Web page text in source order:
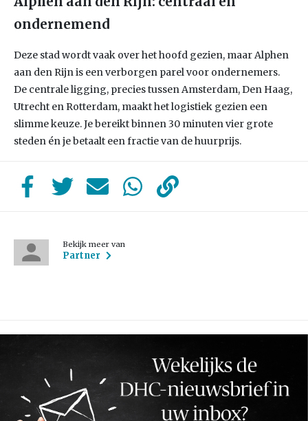
ondernemend
Deze stad wordt vaak over het hoofd gezien, maar Alphen
aan den Rijn is een verborgen parel voor ondernemers.
De centrale ligging, precies tussen Amsterdam, Den Haag,
Utrecht en Rotterdam, maakt het logistiek gezien een
slimme keuze. Je bereikt binnen 30 minuten vier grote
steden én je betaalt een fractie van de huurprijs.
Bekijk meer van
Partner